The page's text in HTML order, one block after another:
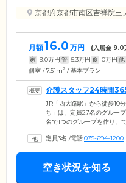
京都府京都市南区吉祥院三
月額16.0 万円 (入居金 9.0
家 9.0万円 管 5.3万円 食 0万円 他
個室 / 7.51m2 / 基本プラン
介護スタッフ24時間
さい
JR「西大路駅」から徒歩10
ち」は、定員27名のグルー
名で1つのグループを作り、
カットしたり、お部屋を掃
やかに導きます。ホームに
者様が自分で考え、動ける
定員3名 /電話075-694-1200
空き状況を知る